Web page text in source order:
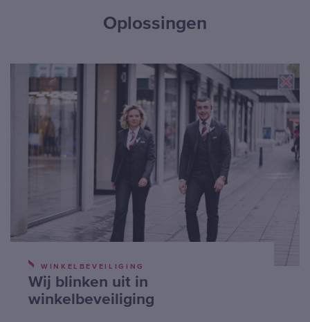
Oplossingen
WINKELBEVEILIGING
Wij blinken uit in
winkelbeveiliging